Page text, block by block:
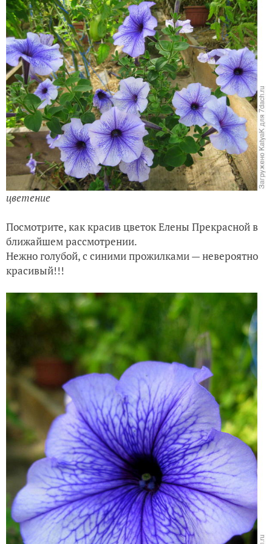
цветение
Посмотрите, как красив цветок Елены Прекрасной в
ближайшем рассмотрении.
Нежно голубой, с синими прожилками — невероятно
красивый!!!